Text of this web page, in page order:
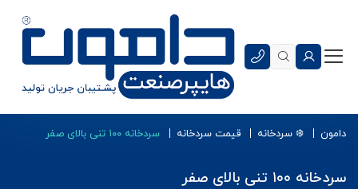
دامون ❄️ سردخانه قیمت سردخانه سردخانه ۱۰۰ تنی بالای صفر
سردخانه ۱۰۰ تنی بالای صفر